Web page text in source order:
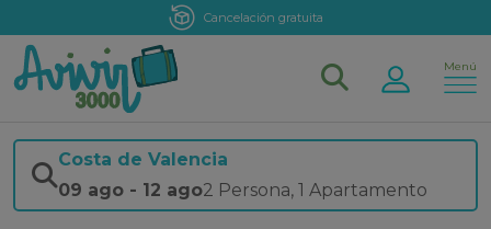
Cancelación gratuita
Menú
Costa de Valencia
09 ago - 12 ago2 Persona, 1 Apartamento